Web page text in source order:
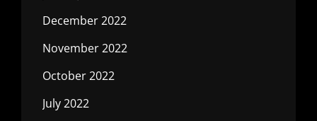
December 2022
November 2022
October 2022
July 2022